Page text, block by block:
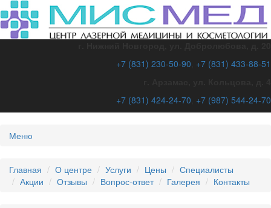
+7 (831) 230-50-90 +7 (831) 433-88-51
+7 (831) 424-24-70 +7 (987) 544-24-70
Меню
Главная О центре Услуги Цены
Специалисты
Акции
Отзывы Вопрос-ответ Галерея Контакты